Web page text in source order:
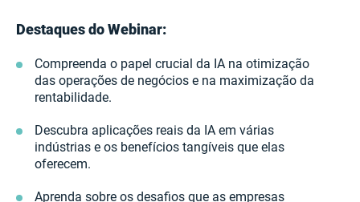
Destaques do Webinar:
Compreenda o papel crucial da IA na otimização
das operações de negócios e na maximização da
rentabilidade.
Descubra aplicações reais da IA em várias
indústrias e os benefícios tangíveis que elas
oferecem.
Aprenda sobre os desafios que as empresas